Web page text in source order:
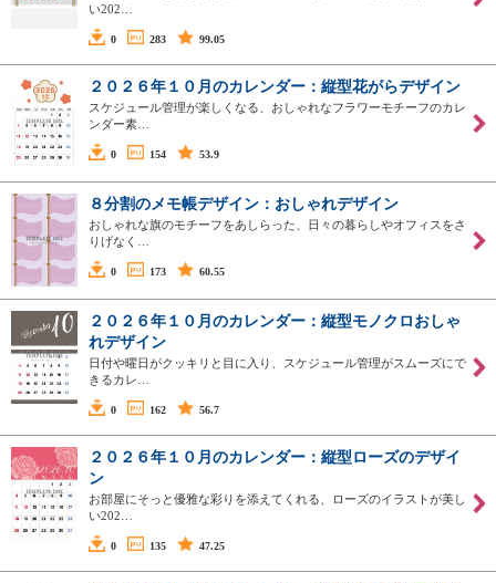
い202…
0 283 99.05
２０２６年１０月のカレンダー：縦型花がらデザイン
スケジュール管理が楽しくなる、おしゃれなフラワーモチーフのカレ
ンダー素…
0 154 53.9
８分割のメモ帳デザイン：おしゃれデザイン
おしゃれな旗のモチーフをあしらった、日々の暮らしやオフィスをさ
りげなく…
0 173 60.55
２０２６年１０月のカレンダー：縦型モノクロおしゃ
れデザイン
日付や曜日がクッキリと目に入り、スケジュール管理がスムーズにで
きるカレ…
0 162 56.7
２０２６年１０月のカレンダー：縦型ローズのデザイ
ン
お部屋にそっと優雅な彩りを添えてくれる、ローズのイラストが美し
い202…
0 135 47.25